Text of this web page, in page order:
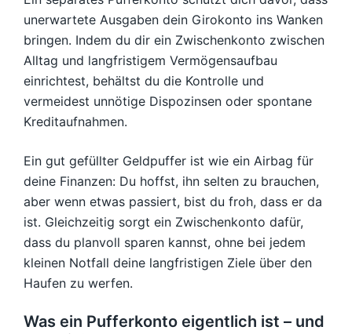
unerwartete Ausgaben dein Girokonto ins Wanken
bringen. Indem du dir ein Zwischenkonto zwischen
Alltag und langfristigem Vermögensaufbau
einrichtest, behältst du die Kontrolle und
vermeidest unnötige Dispozinsen oder spontane
Kreditaufnahmen.
Ein gut gefüllter Geldpuffer ist wie ein Airbag für
deine Finanzen: Du hoffst, ihn selten zu brauchen,
aber wenn etwas passiert, bist du froh, dass er da
ist. Gleichzeitig sorgt ein Zwischenkonto dafür,
dass du planvoll sparen kannst, ohne bei jedem
kleinen Notfall deine langfristigen Ziele über den
Haufen zu werfen.
Was ein Pufferkonto eigentlich ist – und